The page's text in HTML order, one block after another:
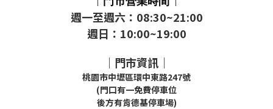
週一至週六：08:30~21:00
週日：10:00~19:00
｜門市資訊｜
桃園市中壢區環中東路247號
(門口有一免費停車位
後方有肯德基停車場)